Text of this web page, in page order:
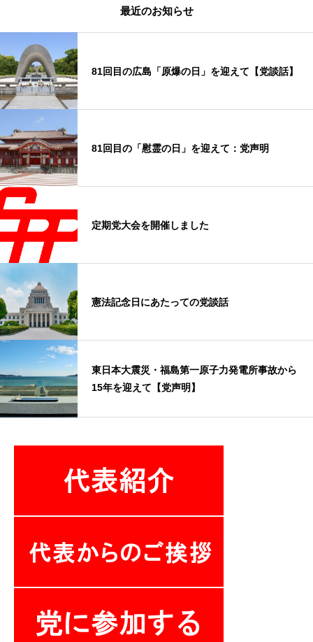
最近のお知らせ
81回目の広島「原爆の日」を迎えて【党談話】
81回目の「慰霊の日」を迎えて：党声明
定期党大会を開催しました
憲法記念日にあたっての党談話
東日本大震災・福島第一原子力発電所事故から
15年を迎えて【党声明】